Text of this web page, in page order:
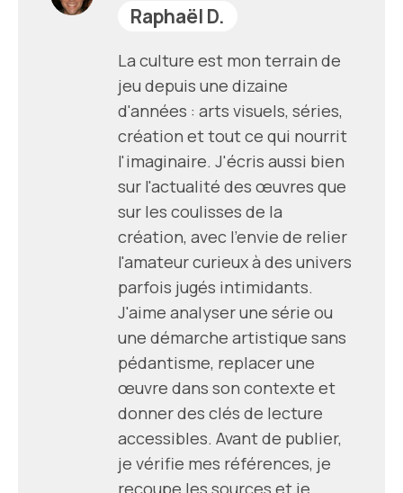
Raphaël D.
La culture est mon terrain de
jeu depuis une dizaine
d'années : arts visuels, séries,
création et tout ce qui nourrit
l'imaginaire. J'écris aussi bien
sur l'actualité des œuvres que
sur les coulisses de la
création, avec l'envie de relier
l'amateur curieux à des univers
parfois jugés intimidants.
J'aime analyser une série ou
une démarche artistique sans
pédantisme, replacer une
œuvre dans son contexte et
donner des clés de lecture
accessibles. Avant de publier,
je vérifie mes références, je
recoupe les sources et je